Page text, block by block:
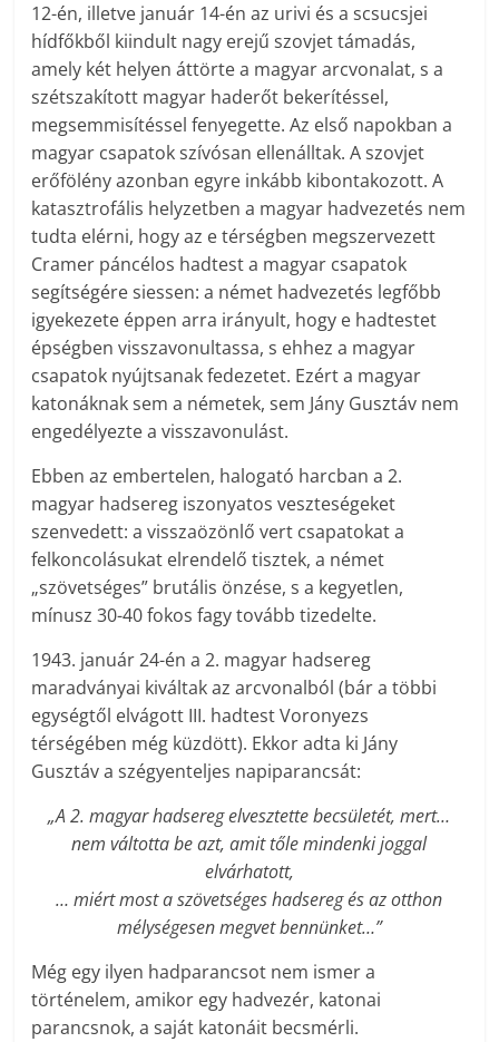
12-én, illetve január 14-én az urivi és a scsucsjei
hídfőkből kiindult nagy erejű szovjet támadás,
amely két helyen áttörte a magyar arcvonalat, s a
szétszakított magyar haderőt bekerítéssel,
megsemmisítéssel fenyegette. Az első napokban a
magyar csapatok szívósan ellenálltak. A szovjet
erőfölény azonban egyre inkább kibontakozott. A
katasztrofális helyzetben a magyar hadvezetés nem
tudta elérni, hogy az e térségben megszervezett
Cramer páncélos hadtest a magyar csapatok
segítségére siessen: a német hadvezetés legfőbb
igyekezete éppen arra irányult, hogy e hadtestet
épségben visszavonultassa, s ehhez a magyar
csapatok nyújtsanak fedezetet. Ezért a magyar
katonáknak sem a németek, sem Jány Gusztáv nem
engedélyezte a visszavonulást.
Ebben az embertelen, halogató harcban a 2.
magyar hadsereg iszonyatos veszteségeket
szenvedett: a visszaözönlő vert csapatokat a
felkoncolásukat elrendelő tisztek, a német
„szövetséges” brutális önzése, s a kegyetlen,
mínusz 30-40 fokos fagy tovább tizedelte.
1943. január 24-én a 2. magyar hadsereg
maradványai kiváltak az arcvonalból (bár a többi
egységtől elvágott III. hadtest Voronyezs
térségében még küzdött). Ekkor adta ki Jány
Gusztáv a szégyenteljes napiparancsát:
„A 2. magyar hadsereg elvesztette becsületét, mert…
nem váltotta be azt, amit tőle mindenki joggal
elvárhatott,
… miért most a szövetséges hadsereg és az otthon
mélységesen megvet bennünket…”
Még egy ilyen hadparancsot nem ismer a
történelem, amikor egy hadvezér, katonai
parancsnok, a saját katonáit becsmérli.